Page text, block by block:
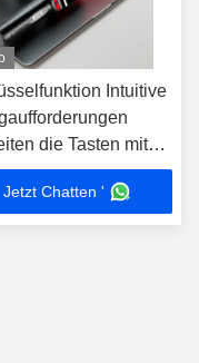
Intuitive
die Tasten mit
Rückkehr-zu-Null-
10s
Jetzt Chatten '